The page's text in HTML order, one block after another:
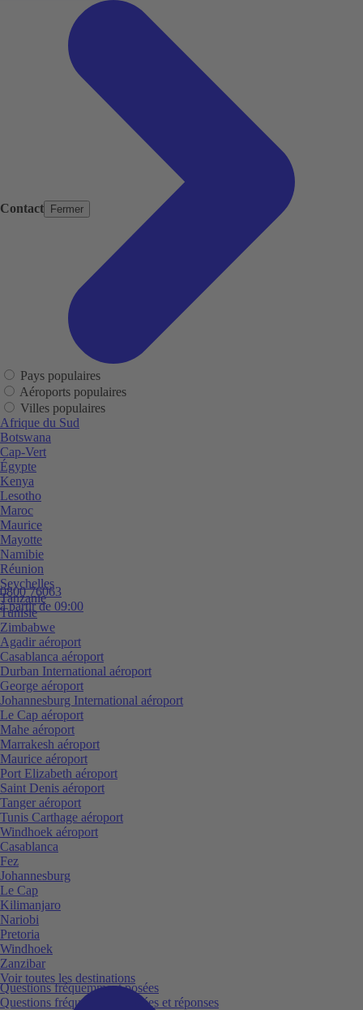
Contact Fermer
0800 76063
à partir de 09:00
Questions fréquemment posées
Questions fréquemment posées et réponses
Pays populaires
Aéroports populaires
Villes populaires
Afrique du Sud
Botswana
Cap-Vert
Égypte
Kenya
Lesotho
Maroc
Maurice
Mayotte
Namibie
Réunion
Seychelles
Tanzanie
Tunisie
Zimbabwe
Agadir aéroport
Casablanca aéroport
Durban International aéroport
George aéroport
Johannesburg International aéroport
Le Cap aéroport
Mahe aéroport
Marrakesh aéroport
Maurice aéroport
Port Elizabeth aéroport
Saint Denis aéroport
Tanger aéroport
Tunis Carthage aéroport
Windhoek aéroport
Casablanca
Fez
Johannesburg
Le Cap
Kilimanjaro
Nariobi
Pretoria
Windhoek
Zanzibar
Voir toutes les destinations